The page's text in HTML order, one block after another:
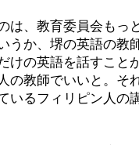
は、教育委員会もっ
うか、堺の英語の教
けの英語を話すこと
の教師でいいと。そ
いるフィリピン人の